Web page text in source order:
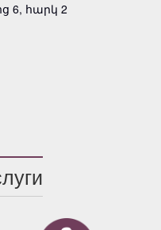
6, հարկ 2